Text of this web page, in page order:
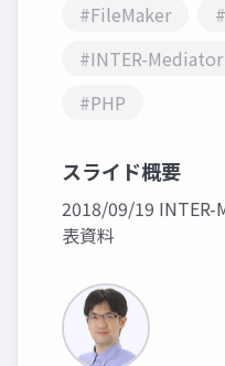
#FileMaker
#INTER-Mediator
#PHP
スライド概要
2018/09/19
表資料